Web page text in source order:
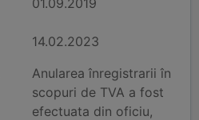
01.09.2019
14.02.2023
Anularea înregistrarii în
scopuri de TVA a fost
efectuata din oficiu,